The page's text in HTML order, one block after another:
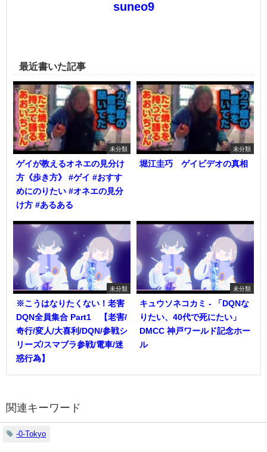
suneo9
最近書いた記事
未分類
ゲイが教えるオネエの見分け
方《歩き方》 #ゲイ #おすす
めにのりたい #オネエの見分
け方 #あるある
未分類
堀江圭巧 ゲイビデオの真相
未分類
※こうはなりたくない！老害
DQN全員集合 Part1 【老害/
奇行/変人/大喜利/DQN/参戦シ
リーズ/スマブラ参戦/電車/迷
惑行為】
未分類
キュウソネコカミ - 「DQNな
りたい、40代で死にたい」
DMCC 神戸ワールド記念ホー
ル
関連キーワード
-0-Tokyo